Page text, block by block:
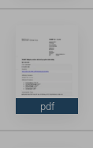
pdf